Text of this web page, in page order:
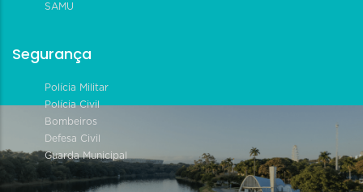
SAMU
Segurança
Polícia Militar
Polícia Civil
Bombeiros
Defesa Civil
Guarda Municipal